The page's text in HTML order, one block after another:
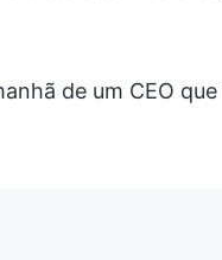
de um CEO